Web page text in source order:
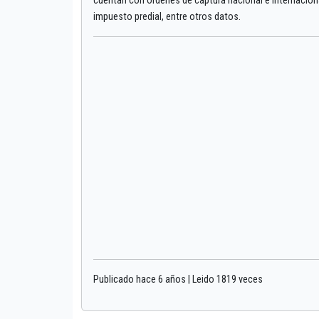
impuesto predial, entre otros datos.
Publicado hace 6 años | Leido 1819 veces